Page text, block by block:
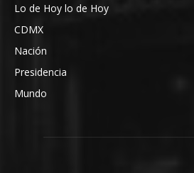
Lo de Hoy lo de Hoy
CDMX
Nación
Presidencia
Mundo